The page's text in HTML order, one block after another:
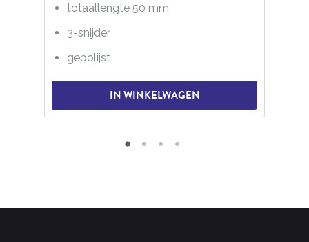
totaallengte 50 mm
3-snijder
gepolijst
IN WINKELWAGEN